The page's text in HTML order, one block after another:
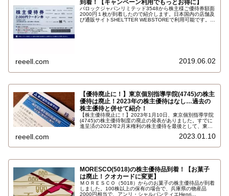
到着！【キャンペーン利用でもっとお得に】
バロックジャパンリミテッド3548から株主様ご優待券額面
2000円１枚が到着したので紹介します。日本国内の店舗及
び通販サイトSHEL’TTER WEBSTOREで利用可能です。
reeell.com 2019.06.02
【優待廃止に！】東京個別指導学院(4745)の株主
優待は廃止！2023年の株主優待はなし…過去の
株主優待と併せて紹介！
【株主優待廃止に！】2023年1月10日、東京個別指導学院
(4745)の株主優待制度の廃止の発表がありました。すでに
進呈済の2022年2月末権利の株主優待を最後として、東京
reeell.com 2023.01.10
MORESCO(5018)の株主優待品到着！【お菓子
は廃止！クオカードに変更】
ＭＯＲＥＳＣＯ（5018）からのお菓子の株主優待品が到着
しました。100株以上の保有の場合で、兵庫県の物産品
2000円相当で、アンリ・シャルパンティエHenri